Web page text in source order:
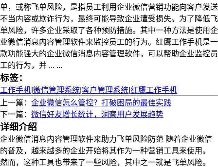
单，或称飞单风险，是指员工利用企业微信营销功能向客户发送
不当内容或欺诈行为，最终可能导致企业遭受损失。为了降低飞
单风险，许多企业采取了各种预防措施。其中一种方法是使用企
业微信消息内容管理软件来监控员工的行为。红鹰工作手机是一
款功能强大的企业微信消息内容管理软件，可以帮助企业监控员
工的行为，并 ... ...
标签：
工作手机 微信管理系统 客户管理系统 红鹰工作手机
上一篇： 企业微信怎么管控？打破困局的最佳实践
下一篇： 微信好友增长统计，洞察用户发展趋势
详细介绍
企业微信消息内容管理软件来助力飞单风险防范 随着企业微信
的普及，越来越多的企业开始将其作为一种营销工具来使用。
然而，这种工具也带来了一些风险，其中之一就是飞单风险。